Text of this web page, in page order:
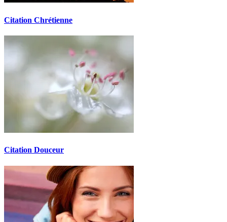
Citation Chrétienne
Citation Douceur